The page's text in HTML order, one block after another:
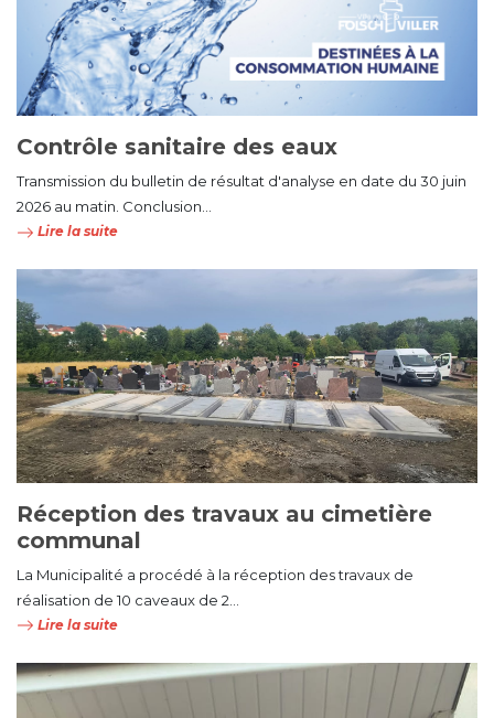
Contrôle sanitaire des eaux
Transmission du bulletin de résultat d'analyse en date du 30 juin
2026 au matin. Conclusion...
Lire la suite
Réception des travaux au cimetière
communal
La Municipalité a procédé à la réception des travaux de
réalisation de 10 caveaux de 2...
Lire la suite